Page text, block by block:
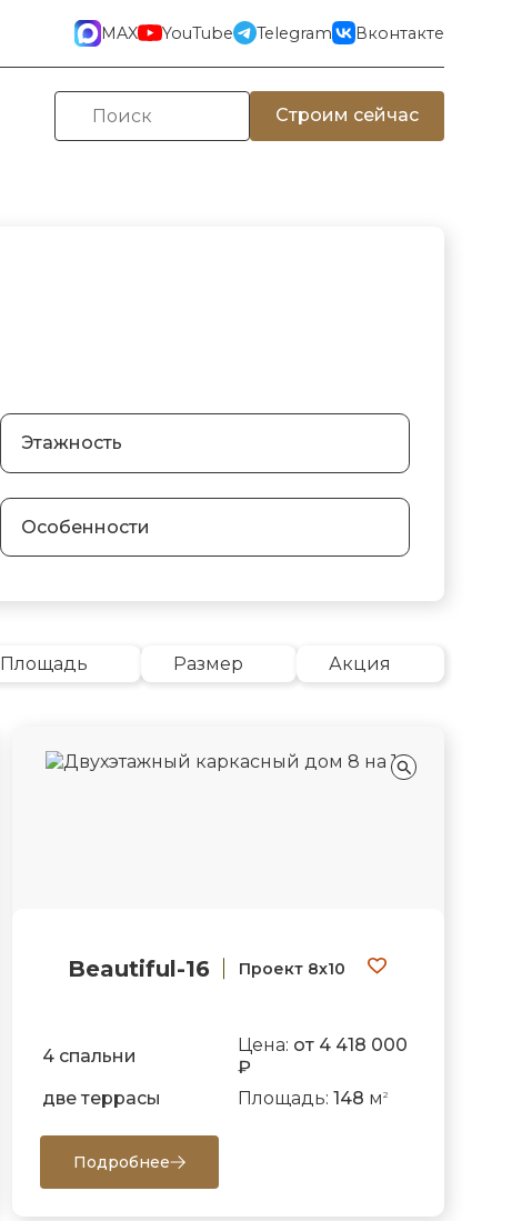
MAX YouTube Telegram Вконтакте
Строим сейчас
Этажность
Особенности
Площадь Размер Акция
Beautiful-16 Проект 8х10
4 спальни
Цена: от 4 418 000
₽
две террасы
Площадь: 148 м 2
Подробнее